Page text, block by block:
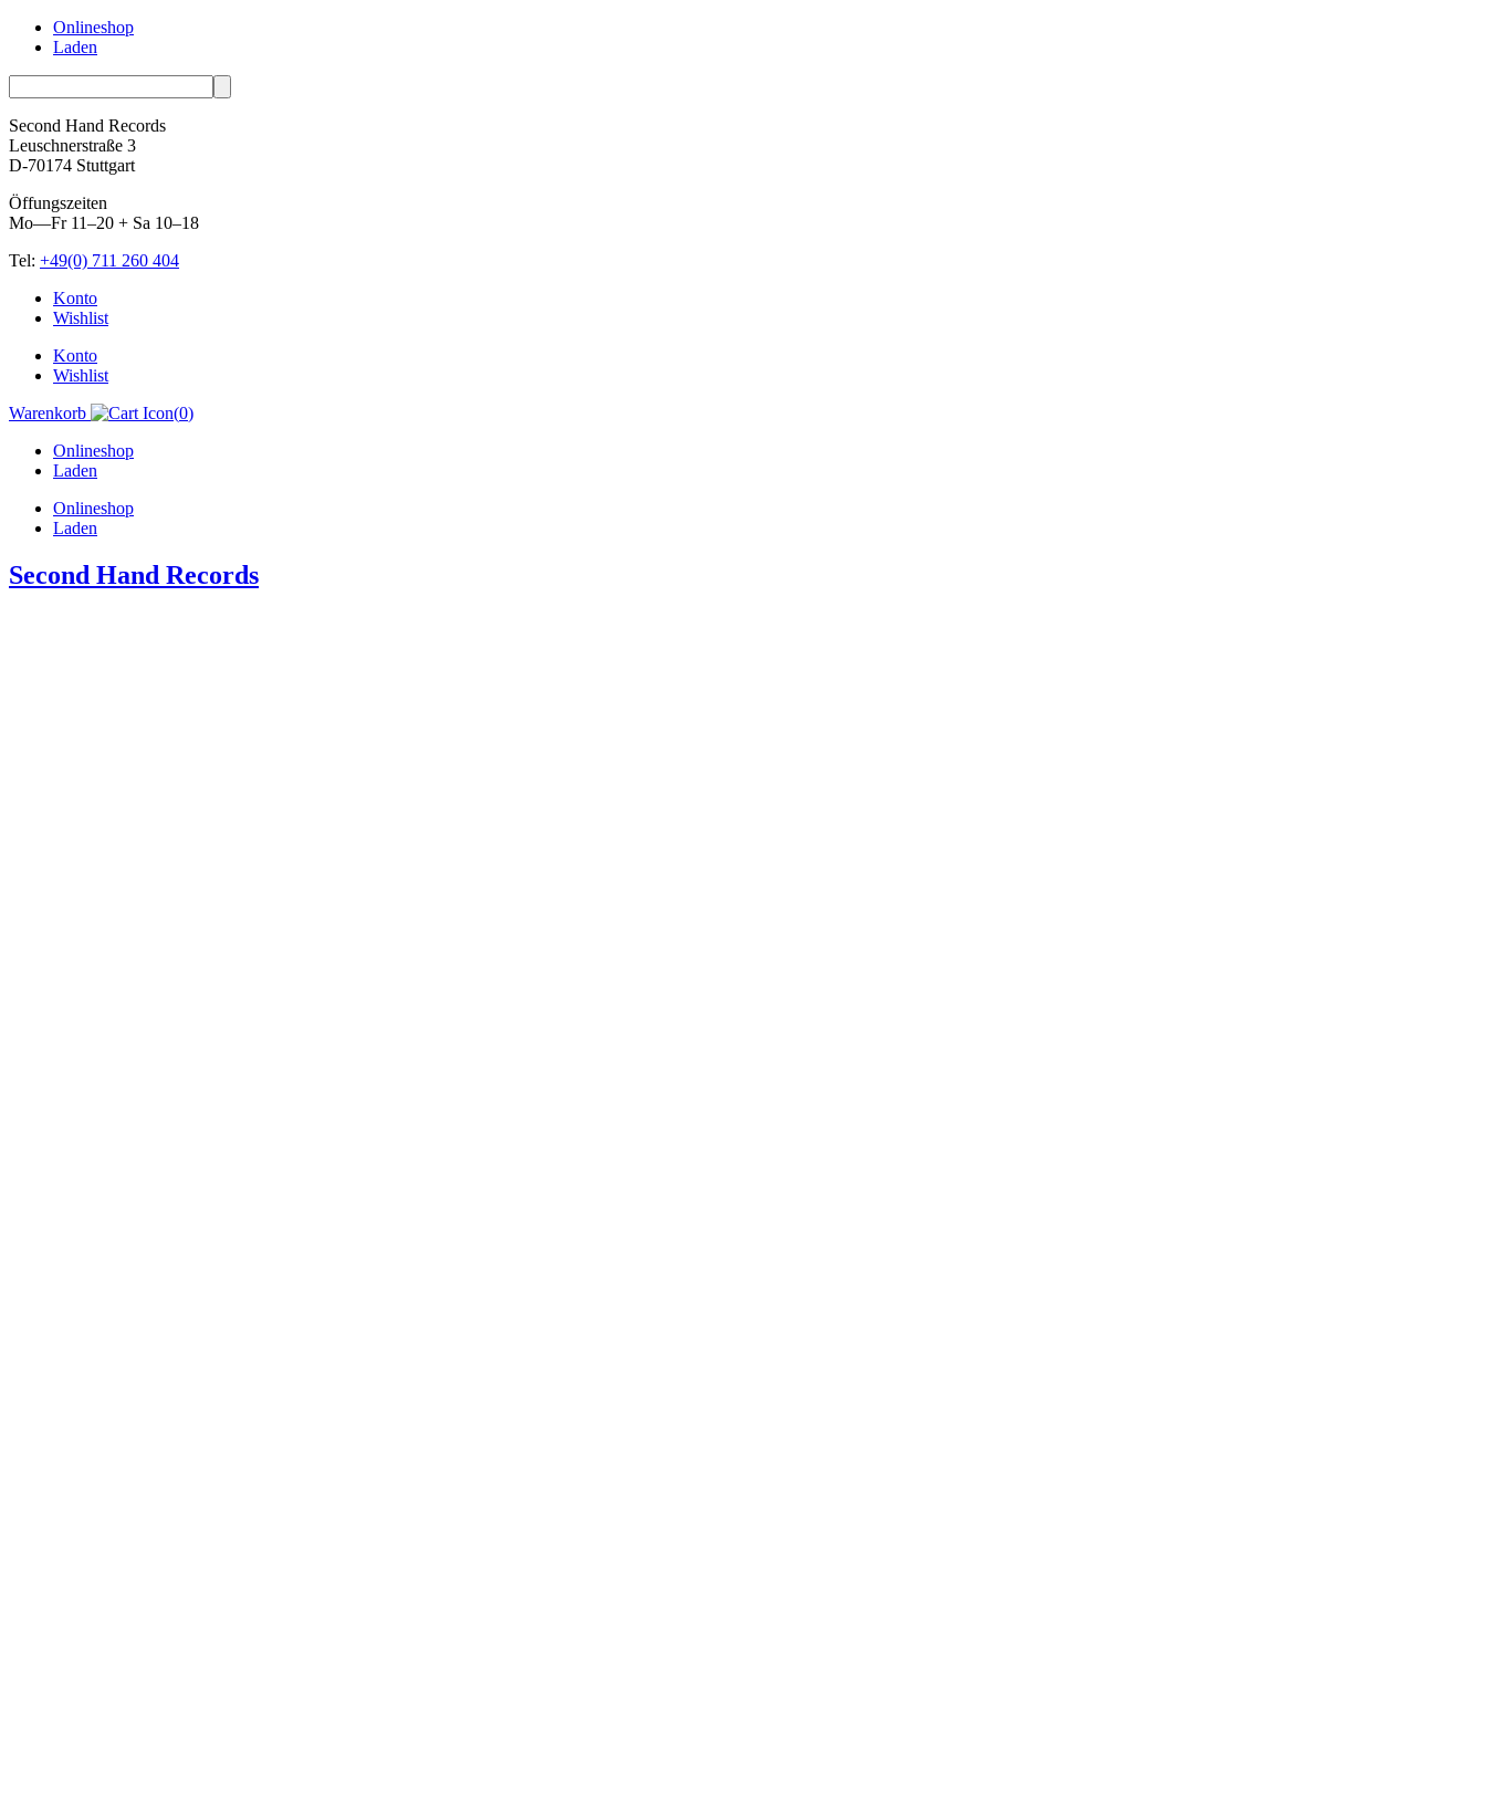
Onlineshop
Laden
Second Hand Records
Leuschnerstraße 3
D-70174 Stuttgart
Öffungszeiten
Mo—Fr 11–20 + Sa 10–18
Tel: +49(0) 711 260 404
Skip
Konto
Wishlist
Konto
Wishlist
Warenkorb
(0)
Onlineshop
Laden
Onlineshop
Laden
Second Hand Records